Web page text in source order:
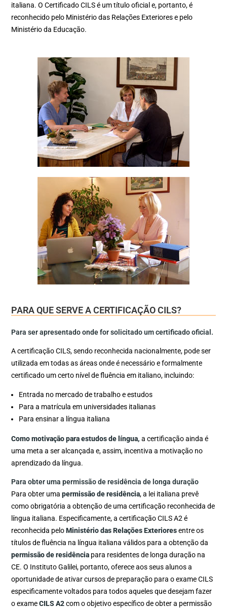
italiana. O Certificado CILS é um título oficial e, portanto, é
reconhecido pelo Ministério das Relações Exteriores e pelo
Ministério da Educação.
PARA QUE SERVE A CERTIFICAÇÃO CILS?
Para ser apresentado onde for solicitado um certificado oficial.
A certificação CILS, sendo reconhecida nacionalmente, pode ser
utilizada em todas as áreas onde é necessário e formalmente
certificado um certo nível de fluência em italiano, incluindo:
Entrada no mercado de trabalho e estudos
Para a matrícula em universidades italianas
Para ensinar a língua italiana
Como motivação para estudos de língua, a certificação ainda é
uma meta a ser alcançada e, assim, incentiva a motivação no
aprendizado da língua.
Para obter uma permissão de residência de longa duração
Para obter uma permissão de residência, a lei italiana prevê
como obrigatória a obtenção de uma certificação reconhecida de
língua italiana. Especificamente, a certificação CILS A2 é
reconhecida peloMinistério das Relações Exterioresentre os
títulos de fluência na língua italiana válidos para a obtenção da
permissão de residência para residentes de longa duração na
CE. O Instituto Galilei, portanto, oferece aos seus alunos a
oportunidade de ativar cursos de preparação para o exame CILS
especificamente voltados para todos aqueles que desejam fazer
o exameCILS A2com o objetivo específico de obter a permissão